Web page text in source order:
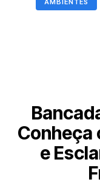
AMBIENTES
Conheça
e